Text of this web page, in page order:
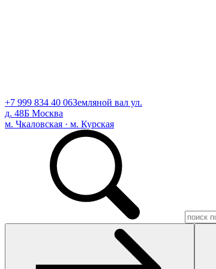
+7 999 834 40 06Земляной вал ул.
д. 48Б Москва
м. Чкаловская · м. Курская